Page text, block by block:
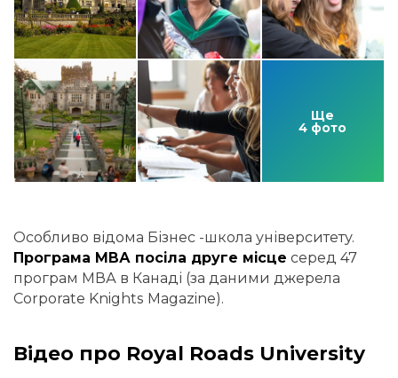
Ще
4 фото
Особливо відома Бізнес -школа університету.
Програма МВА посіла друге місце серед 47
програм МВА в Канаді (за даними джерела
Corporate Knights Magazine).
Відео про Royal Roads University